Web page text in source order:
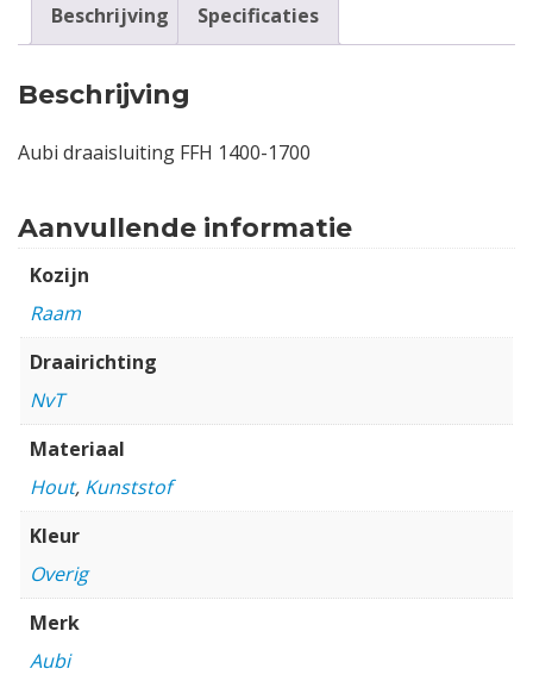
Beschrijving Specificaties
Beschrijving
Aubi draaisluiting FFH 1400-1700
Aanvullende informatie
Kozijn
Raam
Draairichting
NvT
Materiaal
Hout, Kunststof
Kleur
Overig
Merk
Aubi